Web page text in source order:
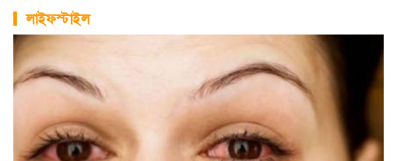
লাইফস্টাইল